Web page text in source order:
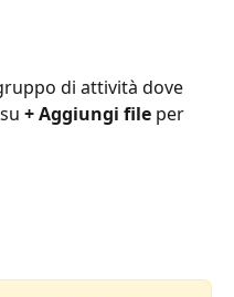
di attività dove
+ Aggiungi file per